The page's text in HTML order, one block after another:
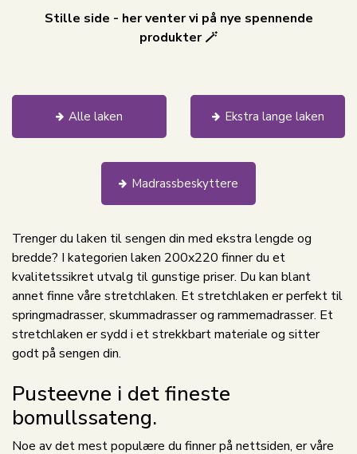
Stille side - her venter vi på nye spennende
produkter 🪄
Alle laken Ekstra lange laken
Madrassbeskyttere
Trenger du laken til sengen din med ekstra lengde og
bredde? I kategorien laken 200x220 finner du et
kvalitetssikret utvalg til gunstige priser. Du kan blant
annet finne våre stretchlaken. Et stretchlaken er perfekt til
springmadrasser, skummadrasser og rammemadrasser. Et
stretchlaken er sydd i et strekkbart materiale og sitter
godt på sengen din.
Pusteevne i det fineste
bomullssateng.
Noe av det mest populære du finner på nettsiden, er våre